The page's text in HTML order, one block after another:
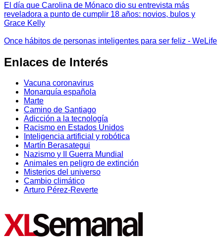
El día que Carolina de Mónaco dio su entrevista más
reveladora a punto de cumplir 18 años: novios, bulos y
Grace Kelly
Once hábitos de personas inteligentes para ser feliz - WeLife
Enlaces de Interés
Vacuna coronavirus
Monarquía española
Marte
Camino de Santiago
Adicción a la tecnología
Racismo en Estados Unidos
Inteligencia artificial y robótica
Martín Berasategui
Nazismo y II Guerra Mundial
Animales en peligro de extinción
Misterios del universo
Cambio climático
Arturo Pérez-Reverte